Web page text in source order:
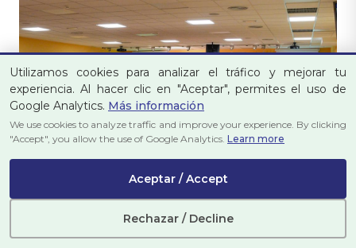
Ponencia Dra. Lucia Ugarriza
Utilizamos cookies para analizar el tráfico y mejorar tu
experiencia. Al hacer clic en "Aceptar", permites el uso de
Google Analytics. Más información
We use cookies to analyze traffic and improve your experience. By clicking
"Accept", you allow the use of Google Analytics. Learn more
Aceptar / Accept
Rechazar / Decline